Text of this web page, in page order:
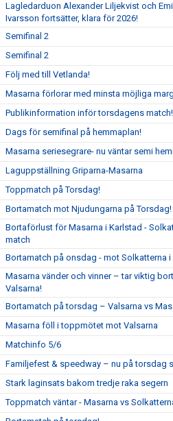
Lagledarduon Alexander Liljekvist och
Ivarsson fortsätter, klara för 2026!
Semifinal 2
Semifinal 2
Följ med till Vetlanda!
Masarna förlorar med minsta möjliga
Publikinformation inför torsdagens match!
Dags för semifinal på hemmaplan!
Masarna seriesegrare- nu väntar semi
Laguppställning Griparna-Masarna
Toppmatch på Torsdag!
Bortamatch mot Njudungarna på Torsdag!
Bortaförlust för Masarna i Karlstad -
match
Bortamatch på onsdag - mot Solkatterna i
Masarna vänder och vinner – tar viktig
Valsarna!
Bortamatch på torsdag – Valsarna vs
Masarna föll i toppmötet mot Valsarna
Matchinfo 5/6
Familjefest & speedway – nu på torsdag
Stark laginsats bakom tredje raka segern
Toppmatch väntar - Masarna vs